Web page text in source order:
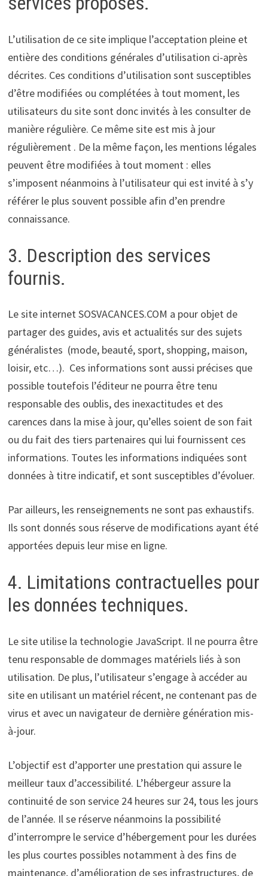
L’utilisation de ce site implique l’acceptation pleine et
entière des conditions générales d’utilisation ci-après
décrites. Ces conditions d’utilisation sont susceptibles
d’être modifiées ou complétées à tout moment, les
utilisateurs du site sont donc invités à les consulter de
manière régulière. Ce même site est mis à jour
régulièrement . De la même façon, les mentions légales
peuvent être modifiées à tout moment : elles
s’imposent néanmoins à l’utilisateur qui est invité à s’y
référer le plus souvent possible afin d’en prendre
connaissance.
3. Description des services
fournis.
Le site internet SOSVACANCES.COM a pour objet de
partager des guides, avis et actualités sur des sujets
généralistes (mode, beauté, sport, shopping, maison,
loisir, etc…). Ces informations sont aussi précises que
possible toutefois l’éditeur ne pourra être tenu
responsable des oublis, des inexactitudes et des
carences dans la mise à jour, qu’elles soient de son fait
ou du fait des tiers partenaires qui lui fournissent ces
informations. Toutes les informations indiquées sont
données à titre indicatif, et sont susceptibles d’évoluer.
Par ailleurs, les renseignements ne sont pas exhaustifs.
Ils sont donnés sous réserve de modifications ayant été
apportées depuis leur mise en ligne.
4. Limitations contractuelles pour
les données techniques.
Le site utilise la technologie JavaScript. Il ne pourra être
tenu responsable de dommages matériels liés à son
utilisation. De plus, l’utilisateur s’engage à accéder au
site en utilisant un matériel récent, ne contenant pas de
virus et avec un navigateur de dernière génération mis-
à-jour.
L’objectif est d’apporter une prestation qui assure le
meilleur taux d’accessibilité. L’hébergeur assure la
continuité de son service 24 heures sur 24, tous les jours
de l’année. Il se réserve néanmoins la possibilité
d’interrompre le service d’hébergement pour les durées
les plus courtes possibles notamment à des fins de
maintenance, d’amélioration de ses infrastructures, de